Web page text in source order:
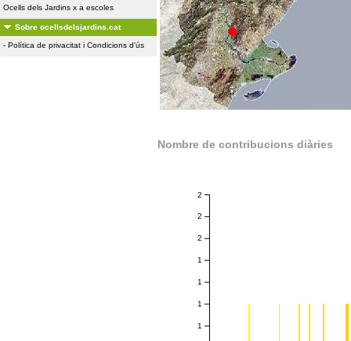
Ocells dels Jardins x a escoles
Sobre ocellsdelsjardins.cat
- Política de privacitat i Condicions d'ús
Nombre de contribucions diàries
1
1
1
1
2
2
2